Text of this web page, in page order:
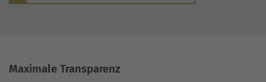
Maximale Transparenz